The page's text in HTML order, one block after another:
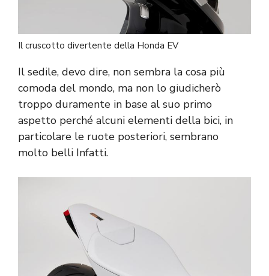
Il cruscotto divertente della Honda EV
Il sedile, devo dire, non sembra la cosa più
comoda del mondo, ma non lo giudicherò
troppo duramente in base al suo primo
aspetto perché alcuni elementi della bici, in
particolare le ruote posteriori, sembrano
molto belli Infatti.